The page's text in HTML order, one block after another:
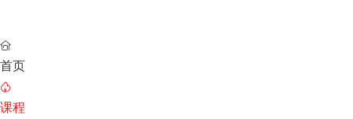

首页

课程